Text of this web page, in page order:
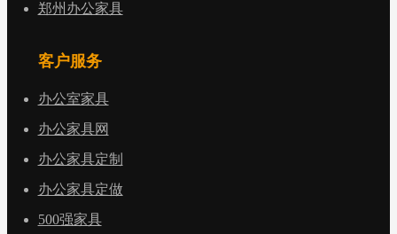
郑州办公家具
客户服务
办公室家具
办公家具网
办公家具定制
办公家具定做
500强家具